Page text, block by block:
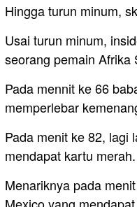
Hingga turun minum,
Usai turun minum,
seorang pemain Afrika
Pada mennit ke 66
memperlebar
Pada menit ke 82, lagi
mendapat kartu merah.
Menariknya pada
Mexico yang